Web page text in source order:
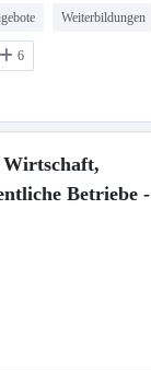
Weiterbildungen
6
Betriebe -